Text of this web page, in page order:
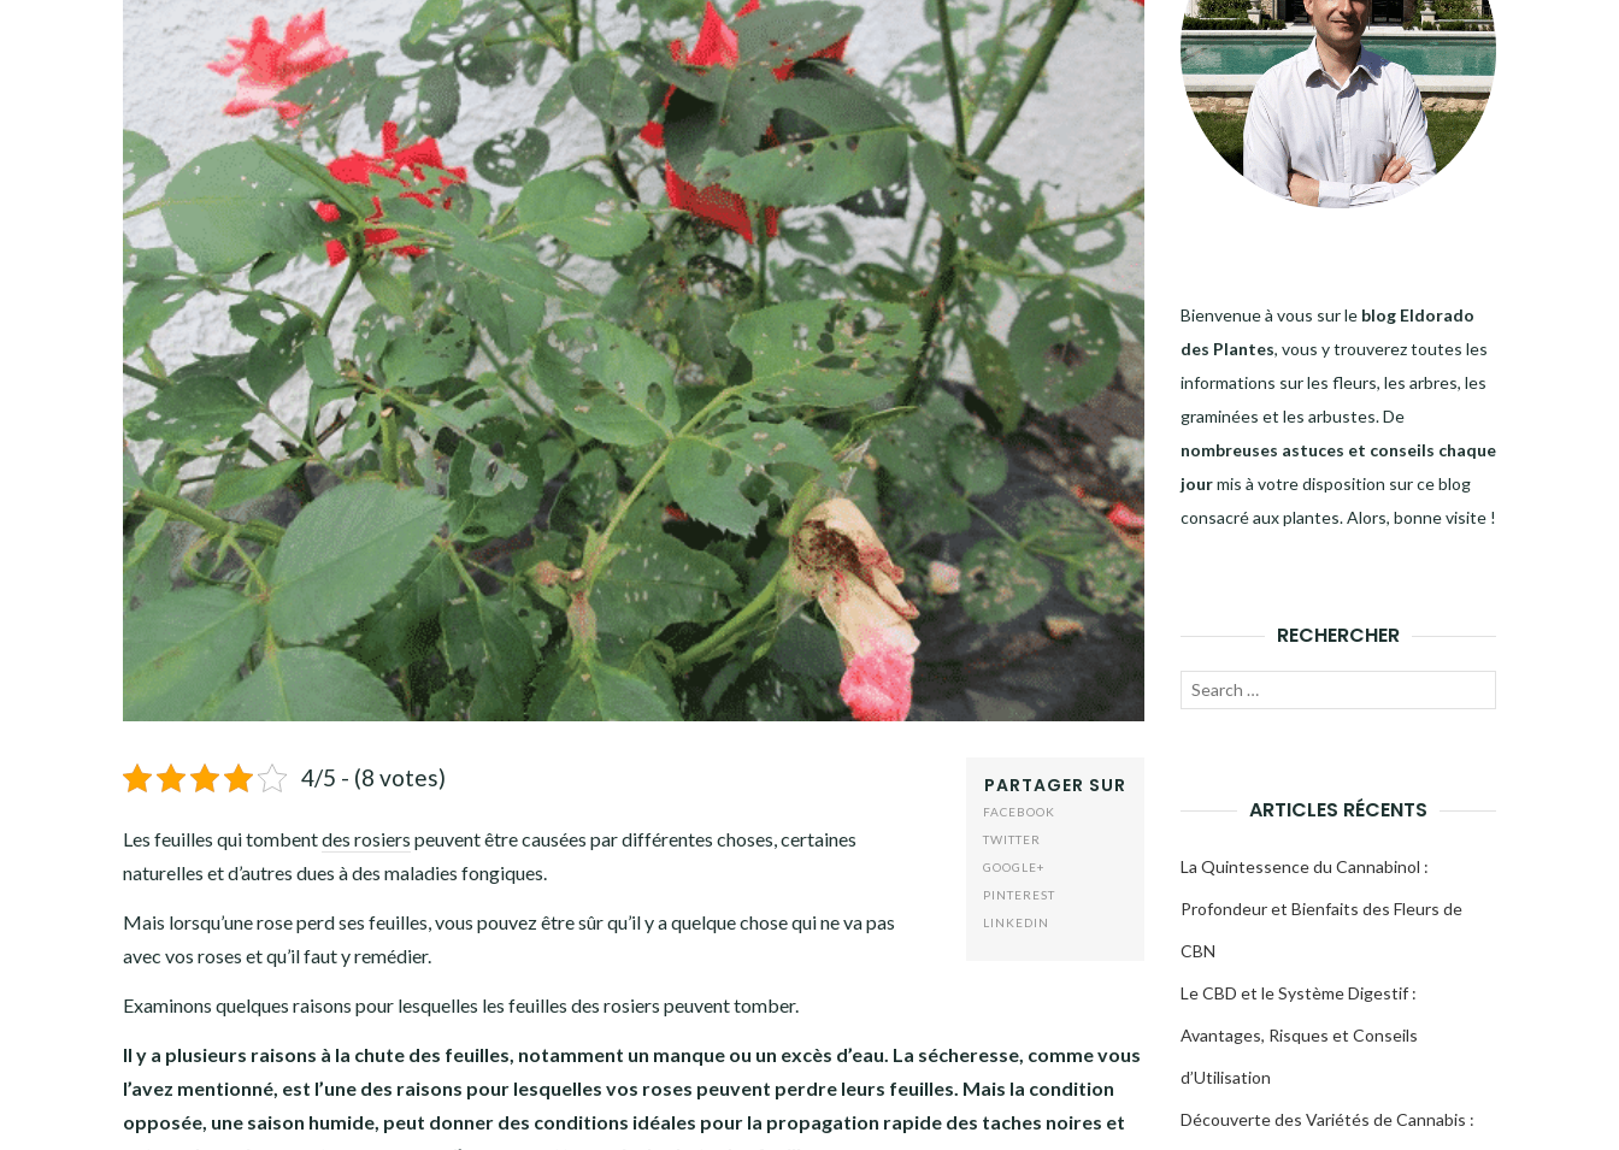
PARTAGER SUR
FACEBOOK
TWITTER
GOOGLE+
PINTEREST
LINKEDIN
4/5 - (8 votes)
Les feuilles qui tombentdes rosiers peuvent être causées par différentes choses, certaines
naturelles et d’autres dues à des maladies fongiques.
Mais lorsqu’une rose perd ses feuilles, vous pouvez être sûr qu’il y a quelque chose qui ne va pas
avec vos roses et qu’il faut y remédier.
Examinons quelques raisons pour lesquelles les feuilles des rosiers peuvent tomber.
Il y a plusieurs raisons à la chute des feuilles, notamment un manque ou un excès d’eau. La sécheresse, comme vous
l’avez mentionné, est l’une des raisons pour lesquelles vos roses peuvent perdre leurs feuilles. Mais la condition
opposée, une saison humide, peut donner des conditions idéales pour la propagation rapide des taches noires et
Bienvenue à vous sur le blog Eldorado
des Plantes, vous y trouverez toutes les
informations sur les fleurs, les arbres, les
graminées et les arbustes. De
nombreuses astuces et conseils chaque
jourmis à votre disposition sur ce blog
consacré aux plantes. Alors, bonne visite !
RECHERCHER
Recherche
ARTICLES RÉCENTS
La Quintessence du Cannabinol :
Profondeur et Bienfaits des Fleurs de
CBN
Le CBD et le Système Digestif :
Avantages, Risques et Conseils
d’Utilisation
Découverte des Variétés de Cannabis :